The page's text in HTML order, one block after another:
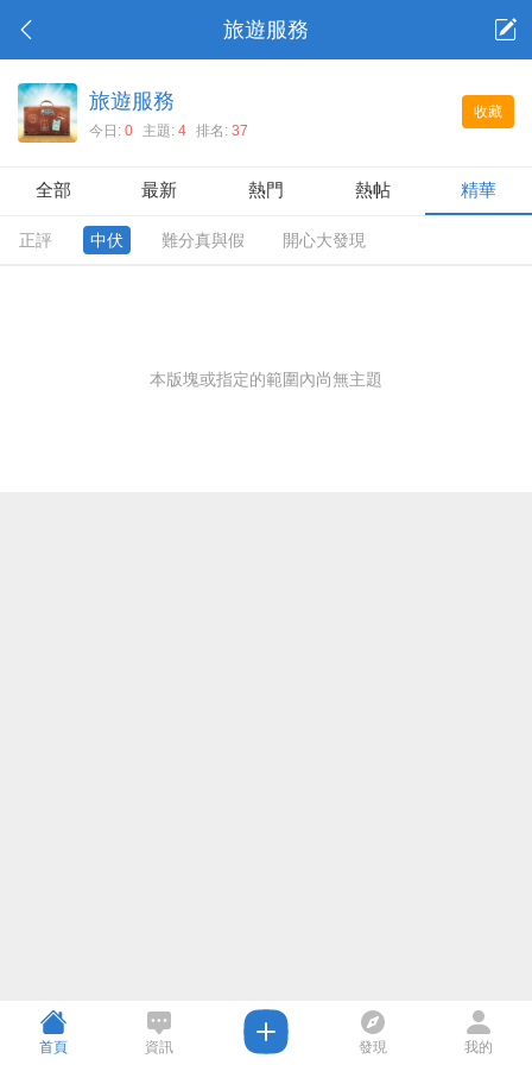
旅遊服務
收藏
旅遊服務
今日: 0 主題: 4 排名: 37
全部 最新 熱門 熱帖 精華
正評 中伏 難分真與假 開心大發現
本版塊或指定的範圍內尚無主題
首頁 資訊 發現 我的